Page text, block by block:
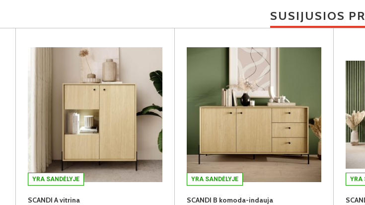
SUSIJUSIOS
YRA SANDĖLYJE
SCANDI A vitrina
YRA SANDĖLYJE
SCANDI B komoda-indauja
YRA